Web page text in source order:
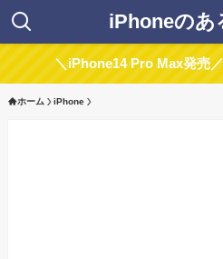
iPhoneのあ
＼iPhone14 Pro Max発売／
ホーム iPhone